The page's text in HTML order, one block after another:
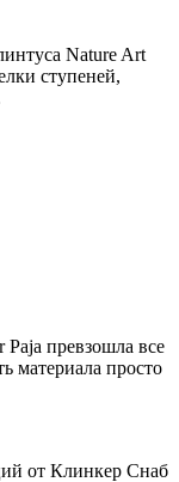
Nature Art
ступеней,
превзошла все
материала просто
от Клинкер Снаб